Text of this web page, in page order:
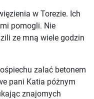
w Torezie. Ich
pomogli. Nie
ze mną wiele godzin
zalać betonem
pani Katia póżnym
znajomych